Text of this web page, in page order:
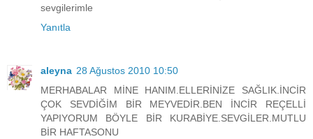
sevgilerimle
Yanıtla
aleyna 28 Ağustos 2010 10:50
MERHABALAR MİNE HANIM.ELLERİNİZE SAĞLIK.İNCİR
ÇOK SEVDİĞİM BİR MEYVEDİR.BEN İNCİR REÇELLİ
YAPIYORUM BÖYLE BİR KURABİYE.SEVGİLER.MUTLU
BİR HAFTASONU